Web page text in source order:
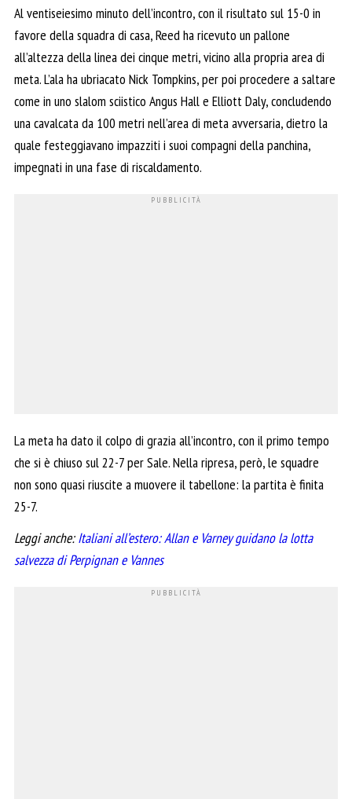
Al ventiseiesimo minuto dell’incontro, con il risultato sul 15-0 in
favore della squadra di casa, Reed ha ricevuto un pallone
all’altezza della linea dei cinque metri, vicino alla propria area di
meta. L’ala ha ubriacato Nick Tompkins, per poi procedere a saltare
come in uno slalom sciistico Angus Hall e Elliott Daly, concludendo
una cavalcata da 100 metri nell’area di meta avversaria, dietro la
quale festeggiavano impazziti i suoi compagni della panchina,
impegnati in una fase di riscaldamento.
La meta ha dato il colpo di grazia all’incontro, con il primo tempo
che si è chiuso sul 22-7 per Sale. Nella ripresa, però, le squadre
non sono quasi riuscite a muovere il tabellone: la partita è finita
25-7.
Leggi anche:Italiani all’estero: Allan e Varney guidano la lotta
salvezza di Perpignan e Vannes